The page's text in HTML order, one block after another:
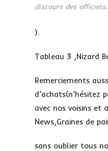
discours des officiels.
).
Tableau 3 ,Nizard
Remerciements
avec nos voisins et
News,Graines de
sans oublier tous